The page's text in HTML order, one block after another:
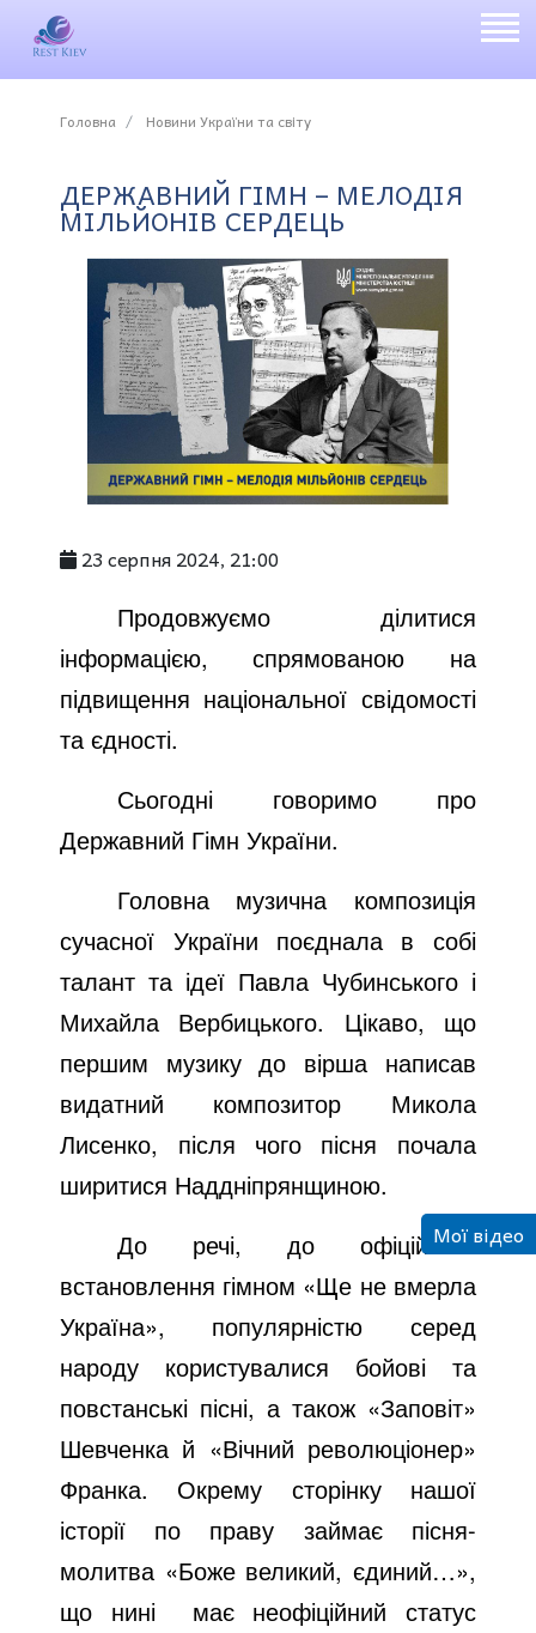
Головна Новини України та світу
ДЕРЖАВНИЙ ГІМН – МЕЛОДІЯ
МІЛЬЙОНІВ СЕРДЕЦЬ
23 серпня 2024, 21:00
Продовжуємо ділитися
інформацією, спрямованою на
підвищення національної свідомості
та єдності.
Сьогодні говоримо про
Державний Гімн України.
Головна музична композиція
сучасної України поєднала в собі
талант та ідеї Павла Чубинського і
Михайла Вербицького. Цікаво, що
першим музику до вірша написав
видатний композитор Микола
Лисенко, після чого пісня почала
ширитися Наддніпрянщиною.
До речі, до офіційного
встановлення гімном «Ще не вмерла
Україна», популярністю серед
народу користувалися бойові та
повстанські пісні, а також «Заповіт»
Шевченка й «Вічний революціонер»
Франка. Окрему сторінку нашої
історії по праву займає пісня-
молитва «Боже великий, єдиний…»,
що нині
має неофіційний статус
Мої відео